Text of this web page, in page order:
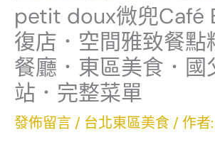
petit doux微兜Café
復店．空間雅致餐點
餐廳．東區美食．國
站．完整菜單
發佈留言 / 台北東區美食 / 作者: